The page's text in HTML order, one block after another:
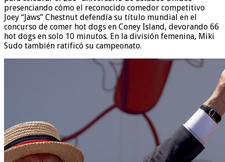
presenciando cómo el reconocido comedor competitivo
Joey “Jaws” Chestnut defendía su título mundial en el
concurso de comer hot dogs en Coney Island, devorando 66
hot dogs en solo 10 minutos. En la división femenina, Miki
Sudo también ratificó su campeonato.